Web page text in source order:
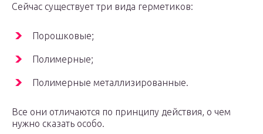
Сейчас существует три вида герметиков:
Порошковые;
Полимерные;
Полимерные металлизированные.
Все они отличаются по принципу действия, о чем
нужно сказать особо.